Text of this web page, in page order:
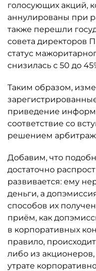
голосующих акций,
аннулированы при
также перешли
совета директоров
статус
снизилась с 50 до
Таким образом,
приведение
соответствие со
решением
Добавим, что
достаточно
развивается: ему
деньги, а
способов их
приём, как
в корпоративных
правило,
либо из
утрате